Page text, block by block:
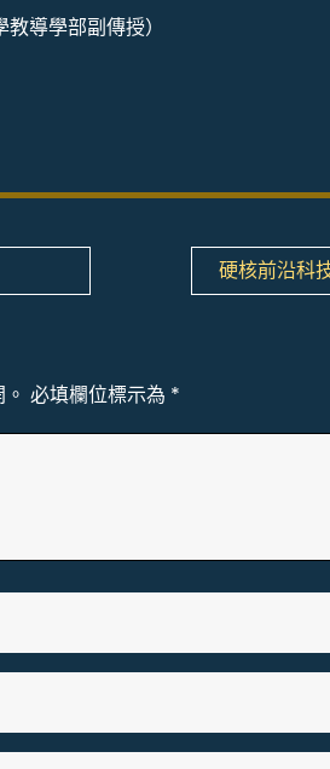
導學部副傳授）
硬核前沿科
必填欄位標示為 *